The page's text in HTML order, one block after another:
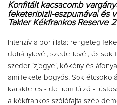
Konfitált kacsacomb
feketeribizli-eszpumával és
Takler Kékfrankos Reserve
Intenzív a bor illata: rengeteg
dohánylevél, szederlevél, és sok
szeder ízjegyei, kökény és
ami fekete bogyós. Sok
karakteres - de nem túlzó -
a kékfrankos szólófajta szép